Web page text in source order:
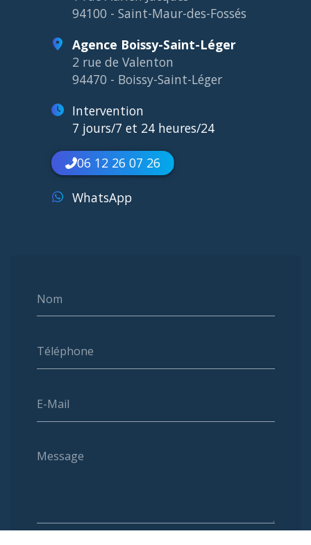
Nom
Téléphone
E-Mail
Message
94100 - Saint-Maur-des-Fossés
Agence Boissy-Saint-Léger
2 rue de Valenton
94470 - Boissy-Saint-Léger
Intervention
7 jours/7 et 24 heures/24
06 12 26 07 26
WhatsApp